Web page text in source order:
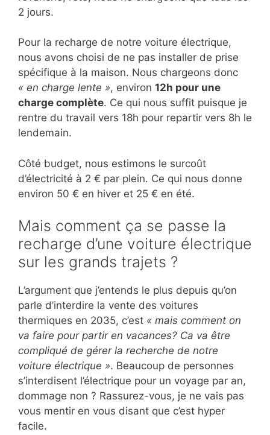
2 jours.
Pour la recharge de notre voiture électrique,
nous avons choisi de ne pas installer de prise
spécifique à la maison. Nous chargeons donc
« en charge lente », environ 12h pour une
charge complète. Ce qui nous suffit puisque je
rentre du travail vers 18h pour repartir vers 8h le
lendemain.
Côté budget, nous estimons le surcoût
d’électricité à 2 € par plein. Ce qui nous donne
environ 50 € en hiver et 25 € en été.
Mais comment ça se passe la
recharge d’une voiture électrique
sur les grands trajets ?
L’argument que j’entends le plus depuis qu’on
parle d’interdire la vente des voitures
thermiques en 2035, c’est « mais comment on
va faire pour partir en vacances? Ca va être
compliqué de gérer la recherche de notre
voiture électrique ». Beaucoup de personnes
s’interdisent l’électrique pour un voyage par an,
dommage non ? Rassurez-vous, je ne vais pas
vous mentir en vous disant que c’est hyper
facile.